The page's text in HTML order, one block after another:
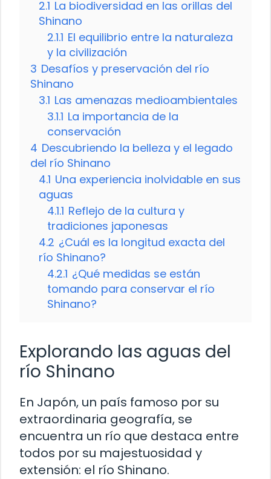
2.1 La biodiversidad en las orillas del
Shinano
2.1.1 El equilibrio entre la naturaleza
y la civilización
3 Desafíos y preservación del río
Shinano
3.1 Las amenazas medioambientales
3.1.1 La importancia de la
conservación
4 Descubriendo la belleza y el legado
del río Shinano
4.1 Una experiencia inolvidable en sus
aguas
4.1.1 Reflejo de la cultura y
tradiciones japonesas
4.2 ¿Cuál es la longitud exacta del
río Shinano?
4.2.1 ¿Qué medidas se están
tomando para conservar el río
Shinano?
Explorando las aguas del
río Shinano
En Japón, un país famoso por su
extraordinaria geografía, se
encuentra un río que destaca entre
todos por su majestuosidad y
extensión: el río Shinano.